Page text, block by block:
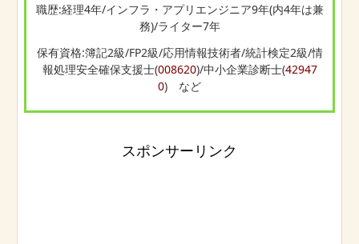
職歴:経理4年/インフラ・アプリエンジニア9年(内4年は兼
務)/ライター7年
保有資格:簿記2級/FP2級/応用情報技術者/統計検定2級/情
報処理安全確保支援士(008620)/中小企業診断士(42947
0) など
スポンサーリンク